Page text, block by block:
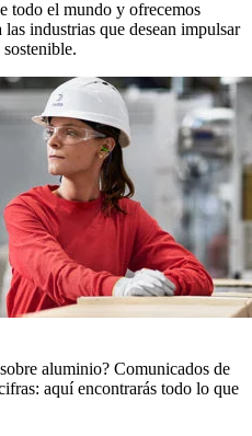
todo el mundo y ofrecemos
industrias que desean impulsar
aluminio? Comunicados de
aquí encontrarás todo lo que